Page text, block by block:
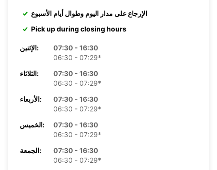
الإرجاع على مدار اليوم وطوال أيام الأسبوع
Pick up during closing hours
الإثنين:
07:30 - 16:30
06:30 - 07:29*
الثلاثاء:
07:30 - 16:30
06:30 - 07:29*
الأربعاء:
07:30 - 16:30
06:30 - 07:29*
الخميس:
07:30 - 16:30
06:30 - 07:29*
الجمعة:
07:30 - 16:30
06:30 - 07:29*